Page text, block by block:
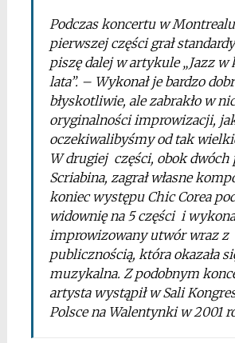
Podczas koncertu w
pierwszej części grał
piszę dalej w artykule „Jazz w
lata”. – Wykonał je bardzo
błyskotliwie, ale zabrakło w
oryginalności improwizacji,
oczekiwalibyśmy od tak
W drugiej części, obok dwóch
Scriabina, zagrał własne
koniec występu Chic Corea
widownię na 5 części i
improwizowany utwór wraz z
publicznością, która okazała
muzykalna. Z podobnym
artysta wystąpił w Sali
Polsce na Walentynki w 2001